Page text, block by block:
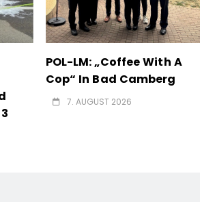
POL-LM: „Coffee With A
Cop“ In Bad Camberg
7. AUGUST 2026